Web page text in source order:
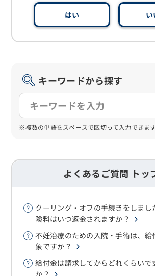
はい い
キーワードから探す
※複数の単語をスペースで区切って入力できま
よくあるご質問 トッ
クーリング・オフの手続きをしまし
険料はいつ返金されますか？
不妊治療のための入院・手術は、給
象ですか？
給付金は請求してからどれくらいで
か？